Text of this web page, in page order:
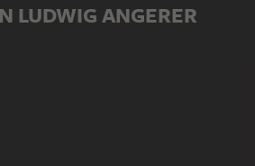
LUDWIG ANGERER